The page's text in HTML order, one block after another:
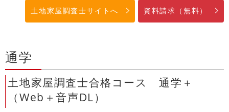
土地家屋調査士サイトへ 資料請求（無料）
通学
土地家屋調査士合格コース 通学＋
（Web＋音声DL）